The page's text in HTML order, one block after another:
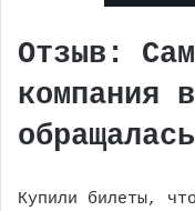
Отзыв:
компания
обращалась
Купили билеты,